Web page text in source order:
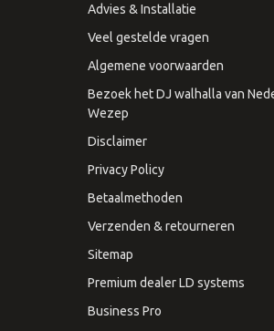
Advies & Installatie
Veel gestelde vragen
Algemene voorwaarden
Bezoek het DJ walhalla van
Wezep
Disclaimer
Privacy Policy
Betaalmethoden
Verzenden & retourneren
Sitemap
Premium dealer LD systems
Business Pro